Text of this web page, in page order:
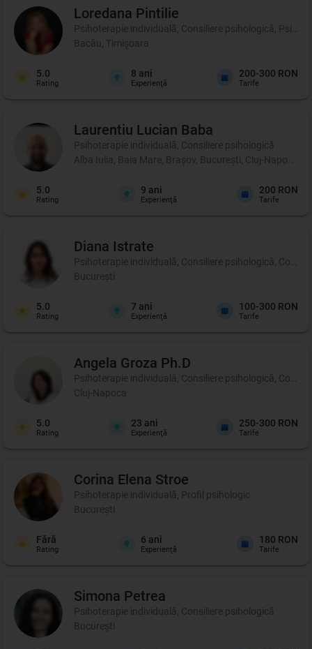
Loredana Pintilie
Psihoterapie individuală, Consiliere psihologică,
Bacău, Timișoara
5.0
Rating
8 ani
Experienţă
200-300 RON
Tarife
Laurentiu Lucian Baba
Psihoterapie individuală, Consiliere psihologică
Alba Iulia, Baia Mare, Brașov, București, Cluj-Napoca,
5.0
Rating
9 ani
Experienţă
200 RON
Tarife
Diana Istrate
Psihoterapie individuală, Consiliere psihologică,
București
5.0
Rating
7 ani
Experienţă
100-300 RON
Tarife
Angela Groza Ph.D
Psihoterapie individuală, Consiliere psihologică,
Cluj-Napoca
5.0
Rating
23 ani
Experienţă
250-300 RON
Tarife
Corina Elena Stroe
Psihoterapie individuală, Profil psihologic
București
Fără
Rating
6 ani
Experienţă
180 RON
Tarife
Simona Petrea
Psihoterapie individuală, Consiliere psihologică
București